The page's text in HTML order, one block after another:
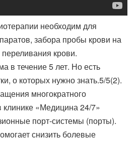
необходим для
забора пробы крови на
крови.
в течение 5 лет. Но есть
о которых нужно знать.5/5(2).
многократного
«Медицина 24/7»
порт-системы (порты).
снизить болевые